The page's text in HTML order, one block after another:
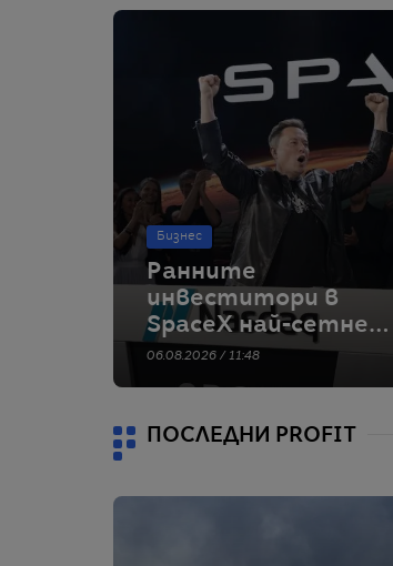
Бизнес
Ранните
инвеститори в
SpaceX най-сетне
могат да продават
дяловете си.
идеален
06.08.2026 / 11:48
ПОСЛЕДНИ PROFIT